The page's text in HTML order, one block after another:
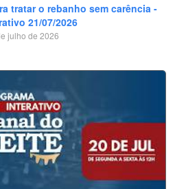
tratar o rebanho sem carência -
21/07/2026
julho de 2026